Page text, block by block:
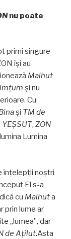
nu poate
primi singure
îşi au
Malhut
şi nu
Cu
și TM de
YEŞSUT, ZON
Lumina
înțelepții noștri
El s-a
cu Malhuta
prin lume ar
„lumea”, dar
de Aţilut.Asta